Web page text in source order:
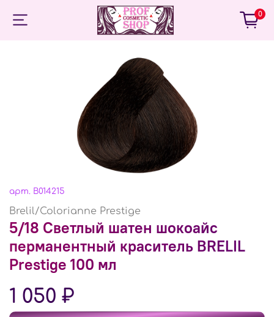
0
арт. B014215
Brelil/Colorianne Prestige
5/18 Светлый шатен шокоайс
перманентный краситель BRELIL
Prestige 100 мл
1 050 ₽